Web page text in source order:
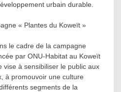
urbain durable.
« Plantes du Koweït »
le cadre de la campagne
par ONU-Habitat au Koweït
vise à sensibiliser le public aux
à promouvoir une culture
segments de la